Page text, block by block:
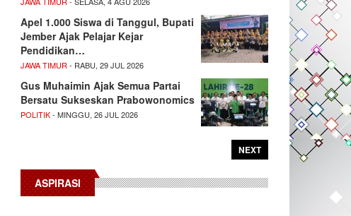
Apel 1.000 Siswa di Tanggul, Bupati
Jember Ajak Pelajar Kejar
Pendidikan…
JAWA TIMUR - RABU, 29 JUL 2026
Gus Muhaimin Ajak Semua Partai
Bersatu Sukseskan Prabowonomics
POLITIK- MINGGU, 26 JUL 2026
NEXT
ASPIRASI